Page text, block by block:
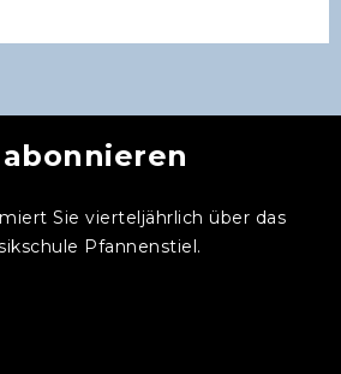
Sie vierteljährlich über das
Pfannenstiel.